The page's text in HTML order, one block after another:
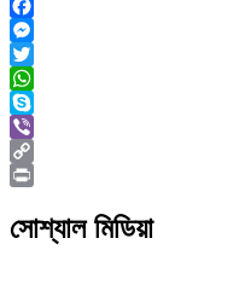
Facebook
Messenger
Twitter
WhatsApp
Skype
Viber
Copy
সোশ্যাল মিডিয়া